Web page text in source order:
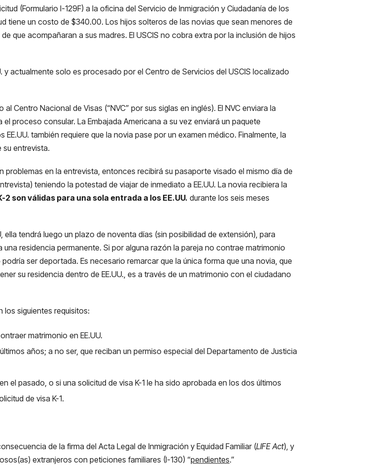
(Formulario I-129F) a la oficina del Servicio de Inmigración y Ciudadanía de los
tiene un costo de $340.00. Los hijos solteros de las novias que sean menores de
que acompañaran a sus madres. El USCIS no cobra extra por la inclusión de hijos
y actualmente solo es procesado por el Centro de Servicios del USCIS localizado
Centro Nacional de Visas (“NVC” por sus siglas en inglés). El NVC enviara la
proceso consular. La Embajada Americana a su vez enviará un paquete
también requiere que la novia pase por un examen médico. Finalmente, la
su entrevista.
en la entrevista, entonces recibirá su pasaporte visado el mismo día de
teniendo la potestad de viajar de inmediato a EE.UU. La novia recibiera la
2 son válidas para una sola entrada a los EE.UU. durante los seis meses
ella tendrá luego un plazo de noventa días (sin posibilidad de extensión), para
residencia permanente. Si por alguna razón la pareja no contrae matrimonio
ser deportada. Es necesario remarcar que la única forma que una novia, que
su residencia dentro de EE.UU., es a través de un matrimonio con el ciudadano
los siguientes requisitos:
matrimonio en EE.UU.
años; a no ser, que reciban un permiso especial del Departamento de Justicia
el pasado, o si una solicitud de visa K-1 le ha sido aprobada en los dos últimos
de visa K-1.
de la firma del Acta Legal de Inmigración y Equidad Familiar (LIFE Act), y
extranjeros con peticiones familiares (I-130) “pendientes.”